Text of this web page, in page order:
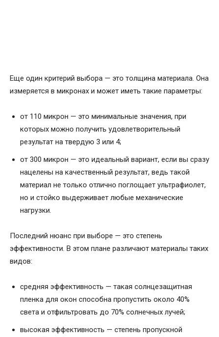
Еще один критерий выбора — это толщина материала. Она
измеряется в микронах и может иметь такие параметры:
от 110 микрон — это минимальные значения, при
которых можно получить удовлетворительный
результат на твердую 3 или 4;
от 300 микрон — это идеальный вариант, если вы сразу
нацелены на качественный результат, ведь такой
материал не только отлично поглощает ультрафиолет,
но и стойко выдерживает любые механические
нагрузки.
Последний нюанс при выборе — это степень
эффективности. В этом плане различают материалы таких
видов:
средняя эффективность — такая солнцезащитная
пленка для окон способна пропустить около 40%
света и отфильтровать до 70% солнечных лучей;
высокая эффективность — степень пропускной